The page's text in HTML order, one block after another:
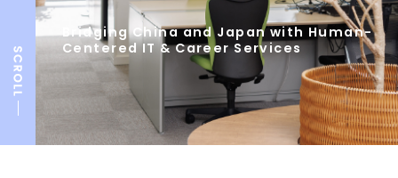
Bridging China and Japan with Human-
Centered IT & Career Services